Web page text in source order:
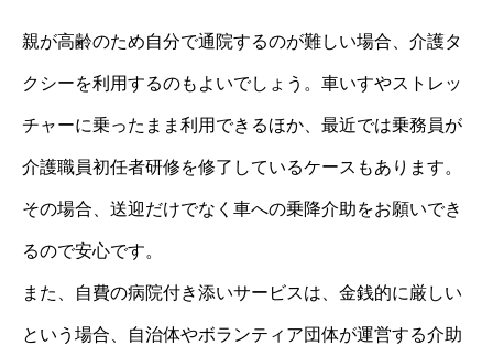
親が高齢のため自分で通院するのが難しい場合、介護タ
クシーを利用するのもよいでしょう。車いすやストレッ
チャーに乗ったまま利用できるほか、最近では乗務員が
介護職員初任者研修を修了しているケースもあります。
その場合、送迎だけでなく車への乗降介助をお願いでき
るので安心です。
また、自費の病院付き添いサービスは、金銭的に厳しい
という場合、自治体やボランティア団体が運営する介助